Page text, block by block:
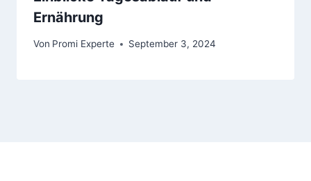
Ernährung
Von Promi Experte September 3, 2024